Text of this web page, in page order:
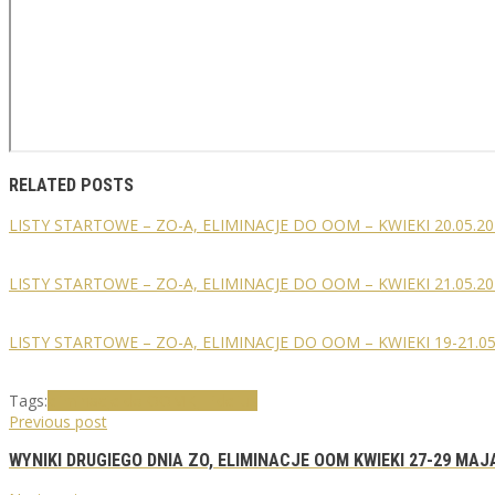
RELATED POSTS
LISTY STARTOWE – ZO-A, ELIMINACJE DO OOM – KWIEKI
LISTY STARTOWE – ZO-A, ELIMINACJE DO OOM – KWIEKI
LISTY STARTOWE – ZO-A, ELIMINACJE DO OOM – KWIEKI 19-
Tags:
Previous post
WYNIKI DRUGIEGO DNIA ZO, ELIMINACJE OOM KWIEKI 27-29